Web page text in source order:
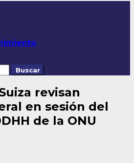
revisan
en sesión del
de la ONU